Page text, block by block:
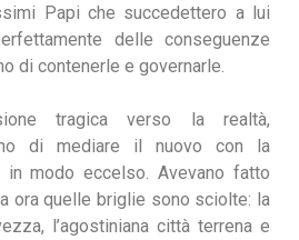
Papi che succedettero a lui
delle conseguenze
di contenerle e governarle.
tragica verso la realtà,
di mediare il nuovo con la
modo eccelso. Avevano fatto
ora quelle briglie sono sciolte: la
l’agostiniana città terrena e